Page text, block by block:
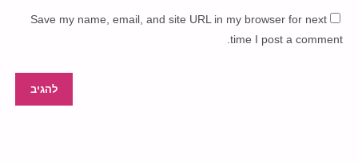
Save my name, email, and site URL in my browser for next
time I post a comment.